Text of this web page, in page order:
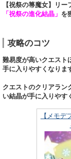
【祝祭の箒魔女】リ
「祝祭の進化結晶」 を
攻略のコツ
難易度が高いクエスト
手に入りやすくなりま
クエストのクリアラン
い結晶が手に入りやす
【メモ